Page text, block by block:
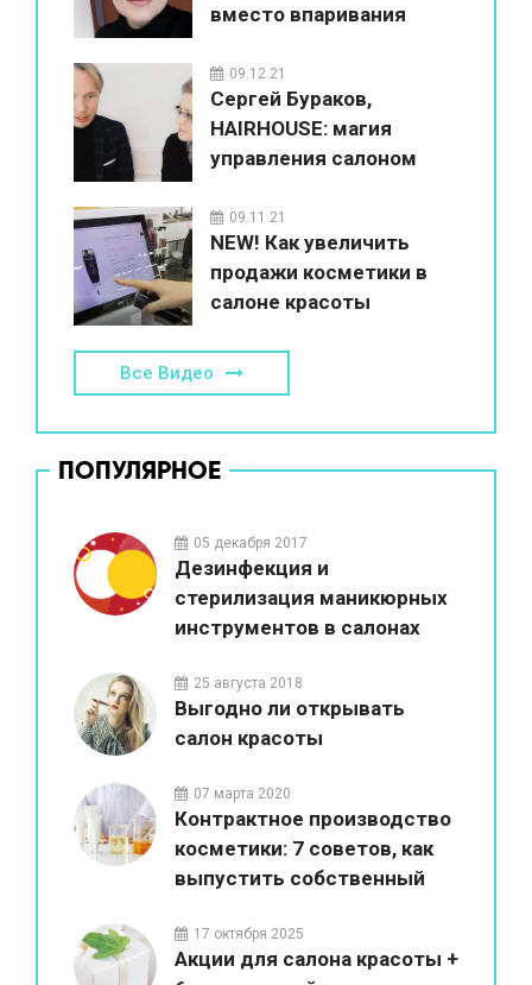
вместо впаривания
09.12.21
Сергей Бураков,
HAIRHOUSE: магия
управления салоном
09.11.21
NEW! Как увеличить
продажи косметики в
салоне красоты
Все Видео
ПОПУЛЯРНОЕ
05 декабря 2017
Дезинфекция и
стерилизация маникюрных
инструментов в салонах
25 августа 2018
Выгодно ли открывать
салон красоты
07 марта 2020
Контрактное производство
косметики: 7 советов, как
выпустить собственный
17 октября 2025
Акции для салона красоты +